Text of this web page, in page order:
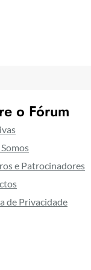
o Fórum
e Patrocinadores
de Privacidade